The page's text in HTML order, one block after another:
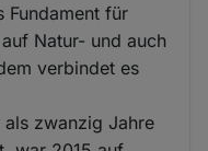
Fundament für
Natur- und auch
verbindet es
zwanzig Jahre